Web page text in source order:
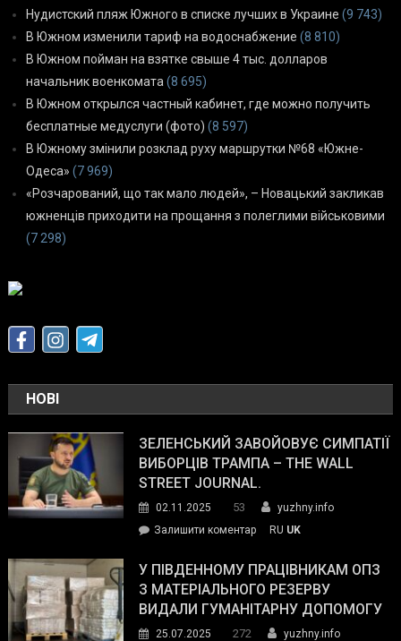
Нудистский пляж Южного в списке лучших в Украине (9 743)
В Южном изменили тариф на водоснабжение (8 810)
В Южном пойман на взятке свыше 4 тыс. долларов
начальник военкомата (8 695)
В Южном открылся частный кабинет, где можно получить
бесплатные медуслуги (фото) (8 597)
В Южному змінили розклад руху маршрутки №68 «Южне-
Одеса» (7 969)
«Розчарований, що так мало людей», – Новацький закликав
южненців приходити на прощання з полеглими військовими
(7 298)
НОВІ
ЗЕЛЕНСЬКИЙ ЗАВОЙОВУЄ СИМПАТІЇ
ВИБОРЦІВ ТРАМПА – THE WALL
STREET JOURNAL.
02.11.2025 53
yuzhny.info
Залишити коментарon
завойовує
симпатії
виборців
RU UK
У ПІВДЕННОМУ ПРАЦІВНИКАМ ОПЗ
З МАТЕРІАЛЬНОГО РЕЗЕРВУ
ВИДАЛИ ГУМАНІТАРНУ ДОПОМОГУ
25.07.2025 272
yuzhny.info